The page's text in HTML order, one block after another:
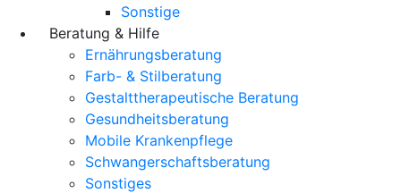
Sonstige
Beratung & Hilfe
Ernährungsberatung
Farb- & Stilberatung
Gestalttherapeutische Beratung
Gesundheitsberatung
Mobile Krankenpflege
Schwangerschaftsberatung
Sonstiges